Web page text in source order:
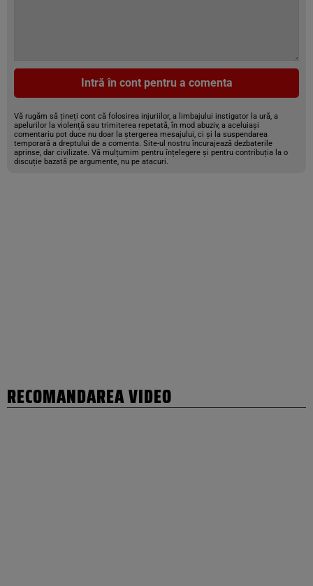
Intră în cont pentru a comenta
Vă rugăm să țineți cont că folosirea injuriilor, a limbajului instigator la ură, a
apelurilor la violență sau trimiterea repetată, în mod abuziv, a aceluiași
comentariu pot duce nu doar la ștergerea mesajului, ci și la suspendarea
temporară a dreptului de a comenta. Site-ul nostru încurajează dezbaterile
aprinse, dar civilizate. Vă mulțumim pentru înțelegere și pentru contribuția la o
discuție bazată pe argumente, nu pe atacuri.
RECOMANDAREA VIDEO